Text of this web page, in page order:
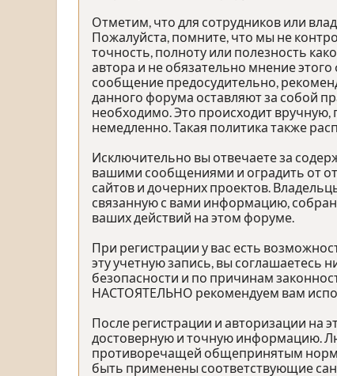
Отметим, что для сотрудников или
Пожалуйста, помните, что мы не
точность, полноту или полезность
автора и не обязательно мнение
сообщение предосудительно,
данного форума оставляют за собой
необходимо. Это происходит
немедленно. Такая политика также
Исключительно вы отвечаете за
вашими сообщениями и оградить от
сайтов и дочерних проектов.
связанную с вами информацию,
ваших действий на этом форуме.
При регистрации у вас есть
эту учетную запись, вы соглашаетесь
безопасности и по причинам
НАСТОЯТЕЛЬНО рекомендуем вам
После регистрации и авторизации на
достоверную и точную информацию.
противоречащей общепринятым
быть применены соответствующие